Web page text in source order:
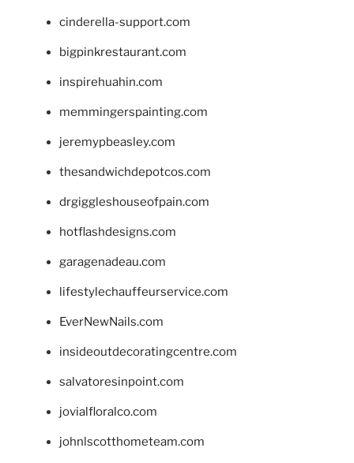
cinderella-support.com
bigpinkrestaurant.com
inspirehuahin.com
memmingerspainting.com
jeremypbeasley.com
thesandwichdepotcos.com
drgiggleshouseofpain.com
hotflashdesigns.com
garagenadeau.com
lifestylechauffeurservice.com
EverNewNails.com
insideoutdecoratingcentre.com
salvatoresinpoint.com
jovialfloralco.com
johnlscotthometeam.com